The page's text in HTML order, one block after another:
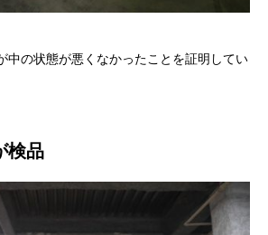
中の状態が悪くなかったことを証明してい
検品